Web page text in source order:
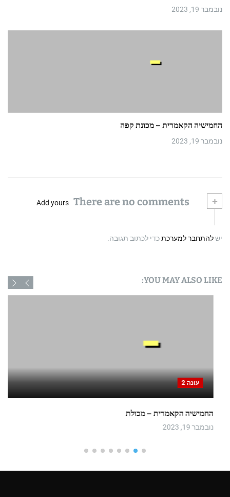
נובמבר 19, 2023
החמישיה הקאמרית – מכונת קפה
נובמבר 19, 2023
+
Add yours
ישלהתחבר למערכתכדי לכתוב תגובה.
YOU MAY ALSO LIKE:
עונה 2
החמישיה הקאמרית – מכולת
נובמבר 19, 2023